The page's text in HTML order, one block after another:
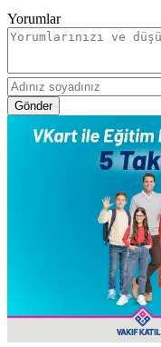
Yorumlar
Gönder